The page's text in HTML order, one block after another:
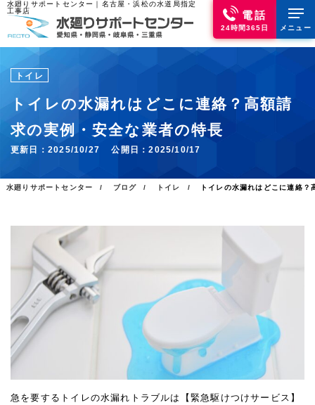
水廻りサポートセンター｜名古屋・浜松の水道局指定
工事店
電話
24時間365日 メニュー
トイレ
トイレの水漏れはどこに連絡？高額請
求の実例・安全な業者の特長
更新日： 2025/10/27 公開日：2025/10/17
水廻りサポートセンター ブログ トイレ トイレの水漏れはどこに連絡
急を要するトイレの水漏れトラブルは【緊急駆けつけサービス】